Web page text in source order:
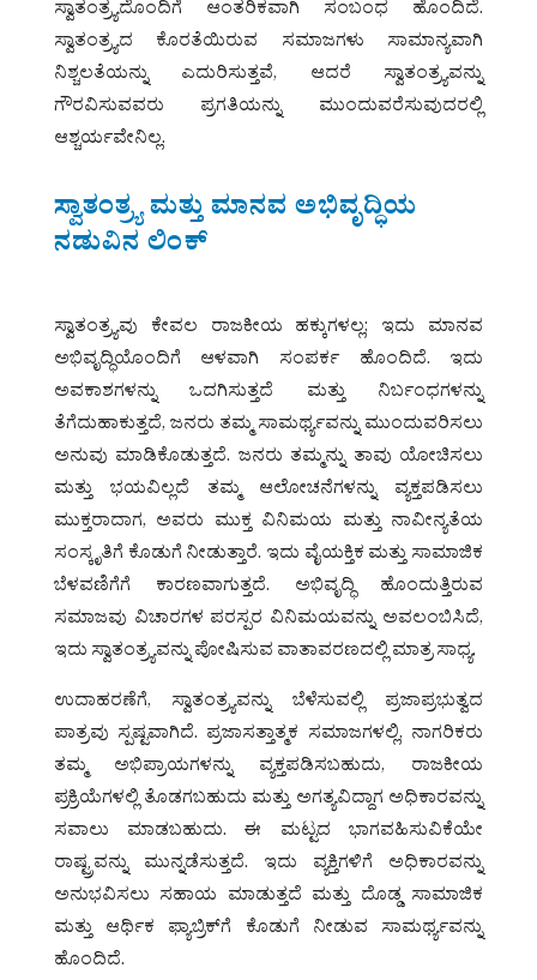
ಸ್ವಾತಂತ್ರ್ಯದೊಂದಿಗೆ ಆಂತರಿಕವಾಗಿ ಸಂಬಂಧ ಹೊಂದಿದೆ.
ಸ್ವಾತಂತ್ರ್ಯದ ಕೊರತೆಯಿರುವ ಸಮಾಜಗಳು ಸಾಮಾನ್ಯವಾಗಿ
ನಿಶ್ಚಲತೆಯನ್ನು ಎದುರಿಸುತ್ತವೆ, ಆದರೆ ಸ್ವಾತಂತ್ರ್ಯವನ್ನು
ಗೌರವಿಸುವವರು ಪ್ರಗತಿಯನ್ನು ಮುಂದುವರೆಸುವುದರಲ್ಲಿ
ಆಶ್ಚರ್ಯವೇನಿಲ್ಲ.
ಸ್ವಾತಂತ್ರ್ಯ ಮತ್ತು ಮಾನವ ಅಭಿವೃದ್ಧಿಯ
ನಡುವಿನ ಲಿಂಕ್
ಸ್ವಾತಂತ್ರ್ಯವು ಕೇವಲ ರಾಜಕೀಯ ಹಕ್ಕುಗಳಲ್ಲ; ಇದು ಮಾನವ
ಅಭಿವೃದ್ಧಿಯೊಂದಿಗೆ ಆಳವಾಗಿ ಸಂಪರ್ಕ ಹೊಂದಿದೆ. ಇದು
ಅವಕಾಶಗಳನ್ನು ಒದಗಿಸುತ್ತದೆ ಮತ್ತು ನಿರ್ಬಂಧಗಳನ್ನು
ತೆಗೆದುಹಾಕುತ್ತದೆ, ಜನರು ತಮ್ಮ ಸಾಮರ್ಥ್ಯವನ್ನು ಮುಂದುವರಿಸಲು
ಅನುವು ಮಾಡಿಕೊಡುತ್ತದೆ. ಜನರು ತಮ್ಮನ್ನು ತಾವು ಯೋಚಿಸಲು
ಮತ್ತು ಭಯವಿಲ್ಲದೆ ತಮ್ಮ ಆಲೋಚನೆಗಳನ್ನು ವ್ಯಕ್ತಪಡಿಸಲು
ಮುಕ್ತರಾದಾಗ, ಅವರು ಮುಕ್ತ ವಿನಿಮಯ ಮತ್ತು ನಾವೀನ್ಯತೆಯ
ಸಂಸ್ಕೃತಿಗೆ ಕೊಡುಗೆ ನೀಡುತ್ತಾರೆ. ಇದು ವೈಯಕ್ತಿಕ ಮತ್ತು ಸಾಮಾಜಿಕ
ಬೆಳವಣಿಗೆಗೆ ಕಾರಣವಾಗುತ್ತದೆ. ಅಭಿವೃದ್ಧಿ ಹೊಂದುತ್ತಿರುವ
ಸಮಾಜವು ವಿಚಾರಗಳ ಪರಸ್ಪರ ವಿನಿಮಯವನ್ನು ಅವಲಂಬಿಸಿದೆ,
ಇದು ಸ್ವಾತಂತ್ರ್ಯವನ್ನು ಪೋಷಿಸುವ ವಾತಾವರಣದಲ್ಲಿ ಮಾತ್ರ ಸಾಧ್ಯ.
ಉದಾಹರಣೆಗೆ, ಸ್ವಾತಂತ್ರ್ಯವನ್ನು ಬೆಳೆಸುವಲ್ಲಿ ಪ್ರಜಾಪ್ರಭುತ್ವದ
ಪಾತ್ರವು ಸ್ಪಷ್ಟವಾಗಿದೆ. ಪ್ರಜಾಸತ್ತಾತ್ಮಕ ಸಮಾಜಗಳಲ್ಲಿ, ನಾಗರಿಕರು
ತಮ್ಮ ಅಭಿಪ್ರಾಯಗಳನ್ನು ವ್ಯಕ್ತಪಡಿಸಬಹುದು, ರಾಜಕೀಯ
ಪ್ರಕ್ರಿಯೆಗಳಲ್ಲಿ ತೊಡಗಬಹುದು ಮತ್ತು ಅಗತ್ಯವಿದ್ದಾಗ ಅಧಿಕಾರವನ್ನು
ಸವಾಲು ಮಾಡಬಹುದು. ಈ ಮಟ್ಟದ ಭಾಗವಹಿಸುವಿಕೆಯೇ
ರಾಷ್ಟ್ರವನ್ನು ಮುನ್ನಡೆಸುತ್ತದೆ. ಇದು ವ್ಯಕ್ತಿಗಳಿಗೆ ಅಧಿಕಾರವನ್ನು
ಅನುಭವಿಸಲು ಸಹಾಯ ಮಾಡುತ್ತದೆ ಮತ್ತು ದೊಡ್ಡ ಸಾಮಾಜಿಕ
ಮತ್ತು ಆರ್ಥಿಕ ಫ್ಯಾಬ್ರಿಕ್‌ಗೆ ಕೊಡುಗೆ ನೀಡುವ ಸಾಮರ್ಥ್ಯವನ್ನು
ಹೊಂದಿದೆ.